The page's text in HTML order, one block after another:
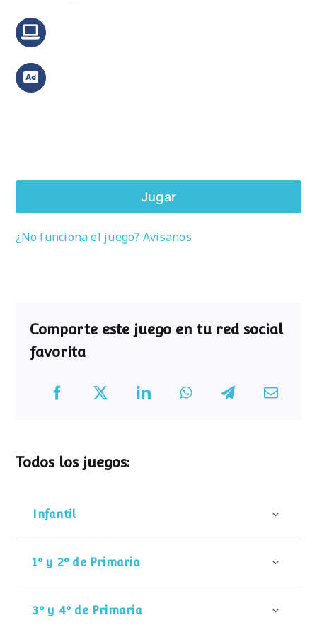
Jugar
¿No funciona el juego? Avísanos
Comparte este juego en tu red social
favorita
Todos los juegos:
Infantil
1º y 2º de Primaria
3º y 4º de Primaria